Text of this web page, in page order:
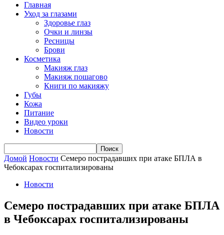
Главная
Уход за глазами
Здоровье глаз
Очки и линзы
Ресницы
Брови
Косметика
Макияж глаз
Макияж пошагово
Книги по макияжу
Губы
Кожа
Питание
Видео уроки
Новости
Домой Новости Семеро пострадавших при атаке БПЛА в
Чебоксарах госпитализированы
Новости
Семеро пострадавших при атаке БПЛА
в Чебоксарах госпитализированы